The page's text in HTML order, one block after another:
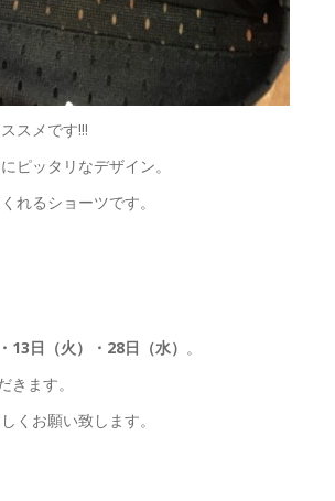
スメです!!!
ピッタリなデザイン。
れるショーツです。
13日（火）・28日（水） 。
きます。
くお願い致します。